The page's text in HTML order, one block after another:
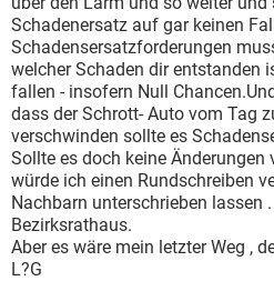
Schadenersatz auf gar keinen
Schadensersatzforderungen
welcher Schaden dir entstanden
fallen - insofern Null
dass der Schrott- Auto vom Tag
verschwinden sollte es
Sollte es doch keine Änderungen
würde ich einen Rundschreiben
Nachbarn unterschrieben lassen
Bezirksrathaus.
Aber es wäre mein letzter Weg ,
L?G